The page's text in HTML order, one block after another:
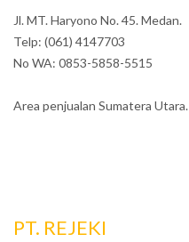
Jl. MT. Haryono No. 45. Medan.
Telp: (061) 4147703
No WA: 0853-5858-5515
Area penjualan Sumatera Utara.
PT. REJEKI